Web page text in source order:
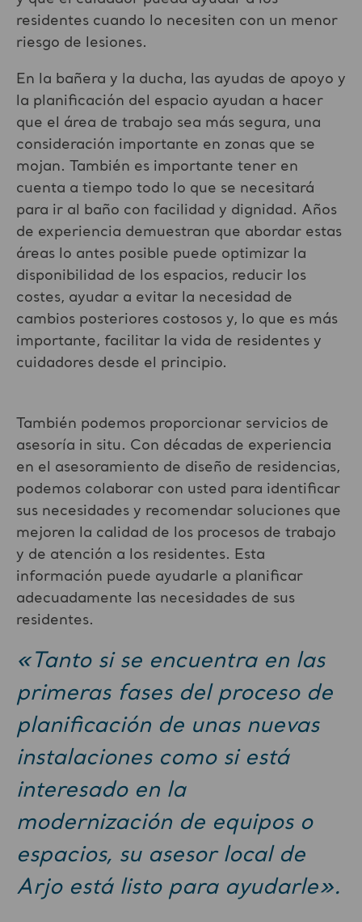
residentes cuando lo necesiten con un menor
riesgo de lesiones.
En la bañera y la ducha, las ayudas de apoyo y
la planificación del espacio ayudan a hacer
que el área de trabajo sea más segura, una
consideración importante en zonas que se
mojan. También es importante tener en
cuenta a tiempo todo lo que se necesitará
para ir al baño con facilidad y dignidad. Años
de experiencia demuestran que abordar estas
áreas lo antes posible puede optimizar la
disponibilidad de los espacios, reducir los
costes, ayudar a evitar la necesidad de
cambios posteriores costosos y, lo que es más
importante, facilitar la vida de residentes y
cuidadores desde el principio.
También podemos proporcionar servicios de
asesoría in situ. Con décadas de experiencia
en el asesoramiento de diseño de residencias,
podemos colaborar con usted para identificar
sus necesidades y recomendar soluciones que
mejoren la calidad de los procesos de trabajo
y de atención a los residentes. Esta
información puede ayudarle a planificar
adecuadamente las necesidades de sus
residentes.
«Tanto si se encuentra en las
primeras fases del proceso de
planificación de unas nuevas
instalaciones como si está
interesado en la
modernización de equipos o
espacios, su asesor local de
Arjo está listo para ayudarle».